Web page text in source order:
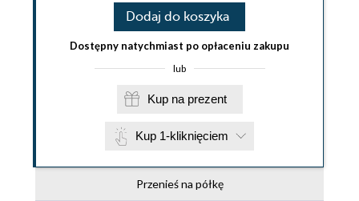
Dodaj do koszyka
Dostępny natychmiast po opłaceniu zakupu
lub
Kup na prezent
Kup 1-kliknięciem
Przenieś na półkę